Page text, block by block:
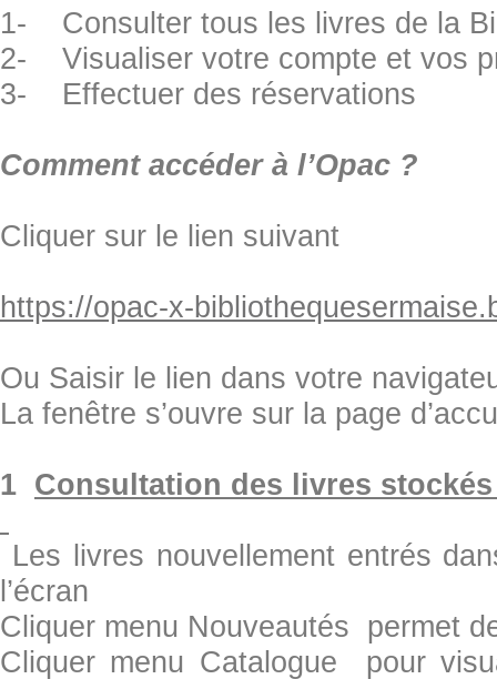
1- Consulter tous les livres de la
2- Visualiser votre compte et vos
3- Effectuer des réservations
Comment accéder à l’Opac ?
Cliquer sur le lien suivant
https://opac-x-
Ou Saisir le lien dans votre
La fenêtre s’ouvre sur la page
1 Consultation des livres
Les livres nouvellement entrés
l’écran
Cliquer menu Nouveautés permet
Cliquer menu Catalogue pour